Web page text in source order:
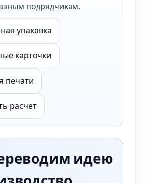
подрядчикам.
упаковка
карточки
печати
расчет
идею